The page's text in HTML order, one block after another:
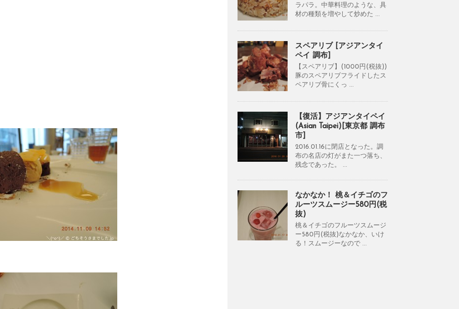
ラパラ。中華料理のような、具
材の種類を増やして炒めた ...
スペアリブ [アジアンタイ
ペイ 調布]
【スペアリブ】(1000円(税抜))
豚のスペアリブフライドしたス
ペアリブ骨にくっ ...
【復活】アジアンタイペイ
(Asian Taipei)[東京都 調布
市]
2016.01.16に閉店となった。調
布の名店の灯がまた一つ落ち、
残念であった。 ...
なかなか！ 桃＆イチゴのフ
ルーツスムージー580円(税
抜)
桃＆イチゴのフルーツスムージ
ー580円(税抜)なかなか、いけ
る！スムージーなので ...